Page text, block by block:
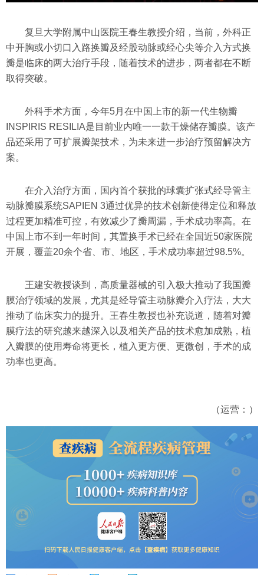
复旦大学附属中山医院王春生教授介绍，当前，外科正
中开胸或小切口入路换瓣及经股动脉或经心尖等介入方式换
瓣是临床的两大治疗手段，随着技术的进步，两者都在不断
取得突破。
外科手术方面，今年5月在中国上市的新一代生物瓣
INSPIRIS RESILIA是目前业内唯一一款干燥储存瓣膜。该产
品还采用了可扩展瓣架技术，为未来进一步治疗预留解决方
案。
在介入治疗方面，国内首个获批的球囊扩张式经导管主
动脉瓣膜系统SAPIEN 3通过优异的技术创新使得定位和释放
过程更加精准可控，有效减少了瓣周漏，手术成功率高。在
中国上市不到一年时间，其置换手术已经在全国近50家医院
开展，覆盖20余个省、市、地区，手术成功率超过98.5%。
王建安教授谈到，高质量器械的引入极大推动了我国瓣
膜治疗领域的发展，尤其是经导管主动脉瓣介入疗法，大大
推动了临床实力的提升。王春生教授也补充说道，随着对瓣
膜疗法的研究越来越深入以及相关产品的技术愈加成熟，植
入瓣膜的使用寿命将更长，植入更方便、更微创，手术的成
功率也更高。
（运营：）